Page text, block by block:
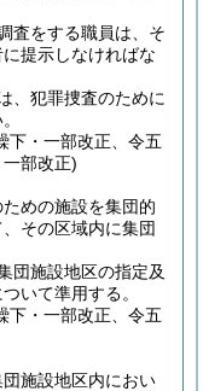
査をする職員は、そ
提示しなければな
、犯罪捜査のために
下・一部改正、令五
部改正)
めの施設を集団的
その区域内に集団
団施設地区の指定及
いて準用する。
下・一部改正、令五
施設地区内におい